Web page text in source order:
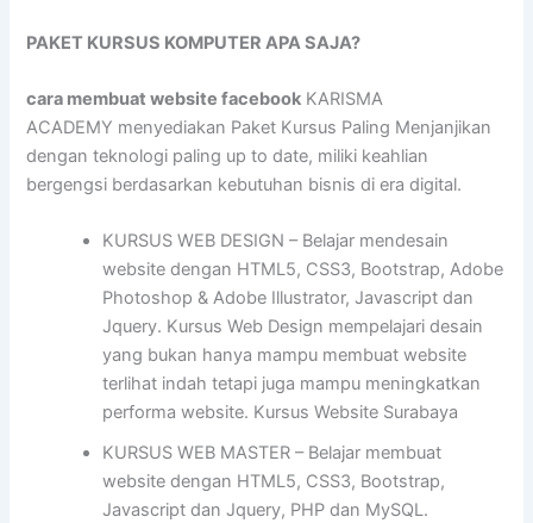
PAKET KURSUS KOMPUTER APA SAJA?
cara membuat website facebook KARISMA
ACADEMY menyediakan Paket Kursus Paling Menjanjikan
dengan teknologi paling up to date, miliki keahlian
bergengsi berdasarkan kebutuhan bisnis di era digital.
KURSUS WEB DESIGN – Belajar mendesain
website dengan HTML5, CSS3, Bootstrap, Adobe
Photoshop & Adobe Illustrator, Javascript dan
Jquery. Kursus Web Design mempelajari desain
yang bukan hanya mampu membuat website
terlihat indah tetapi juga mampu meningkatkan
performa website. Kursus Website Surabaya
KURSUS WEB MASTER – Belajar membuat
website dengan HTML5, CSS3, Bootstrap,
Javascript dan Jquery, PHP dan MySQL.